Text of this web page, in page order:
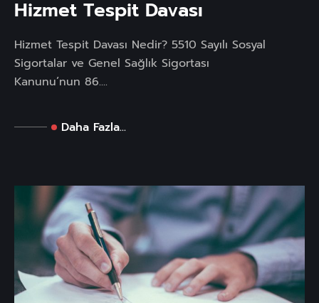
Hizmet Tespit Davası
Hizmet Tespit Davası Nedir? 5510 Sayılı Sosyal
Sigortalar ve Genel Sağlık Sigortası
Kanunu’nun 86....
Daha Fazla...